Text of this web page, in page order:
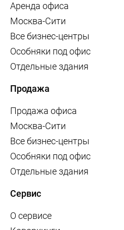
Аренда офиса
Москва-Сити
Все бизнес-центры
Особняки под офис
Отдельные здания
Продажа
Продажа офиса
Москва-Сити
Все бизнес-центры
Особняки под офис
Отдельные здания
Сервис
О сервисе